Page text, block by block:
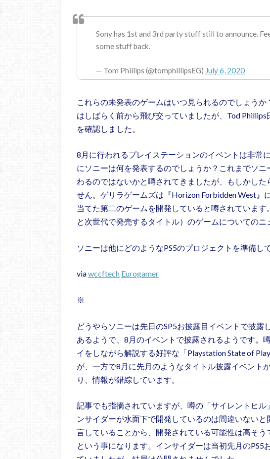
Sony has 1st and 3rd party stuff still to announce.
some stuff back.
— Tom Phillips (@tomphillipsEG) July 6, 2020
これらの未発表のゲームはいつ見られるのでしょう
はしばらく前から飛び交っていましたが、Tod
を確認しました。
8月に行われるプレイステーションのイベントは非常
にソニーは何を発表するのでしょうか？これまでソ
わるのではないかと噂されてきましたが、もしかし
せん。ゲリラゲームズは『Horizon Forbidden West』
当てた第二のゲームを開発していると噂されていま
と次世代で発売するタイトル）のゲームについてのニ
ソニーは他にどのようなPS5のプロジェクトを準備し
viawccftech Eurogamer
※
どうやらソニーは先日のSP5お披露目イベントで披露
あるようで、8月のイベントで披露されるようです。
イをしながら解説する好評な「Playstation State of
が、一方で8月に先月のようなタイトル披露イベント
り、情報が錯綜しています。
記事でも指摘されていますが、噂の「サイレントヒ
ンサイダーが水面下で開発しているのは間違いない
言していることから、開発されている可能性は高そ
という事になります。インサイダーは当初先月のPS5